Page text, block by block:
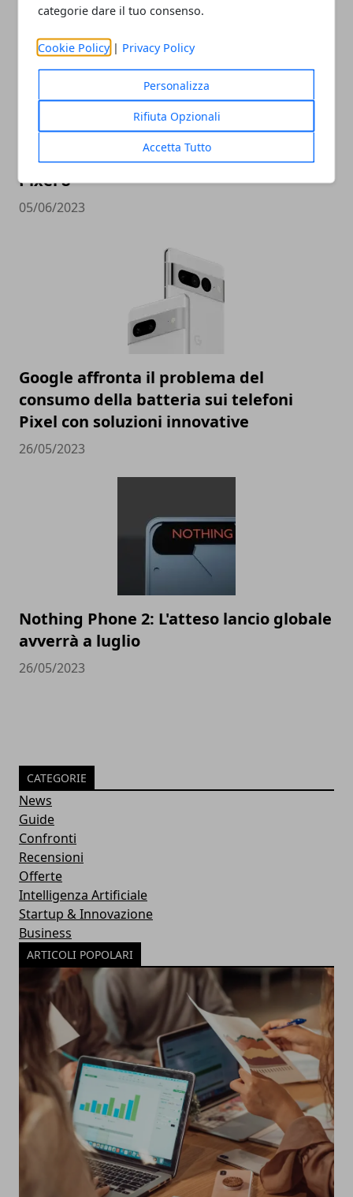
categorie dare il tuo consenso.
Cookie Policy | Privacy Policy
Personalizza
Rifiuta Opzionali
Accetta Tutto
Ricche anticipazioni sul Tensor G3 di
Pixel 8
05/06/2023
Google affronta il problema del
consumo della batteria sui telefoni
Pixel con soluzioni innovative
26/05/2023
Nothing Phone 2: L'atteso lancio globale
avverrà a luglio
26/05/2023
CATEGORIE
News
Guide
Confronti
Recensioni
Offerte
Intelligenza Artificiale
Startup & Innovazione
Business
ARTICOLI POPOLARI